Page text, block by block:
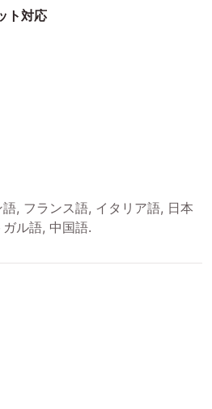
ト対応
語, フランス語, イタリア語, 日本
ル語, 中国語.